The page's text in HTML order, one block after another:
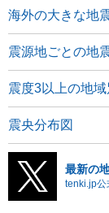
海外の大きな地
震源地ごとの地
震度3以上の地
震央分布図
最新の
tenki.jp公